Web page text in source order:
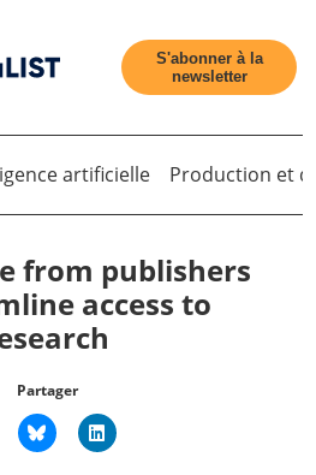
S'abonner à la
newsletter
artificielle Production et
from publishers
access to
Partager